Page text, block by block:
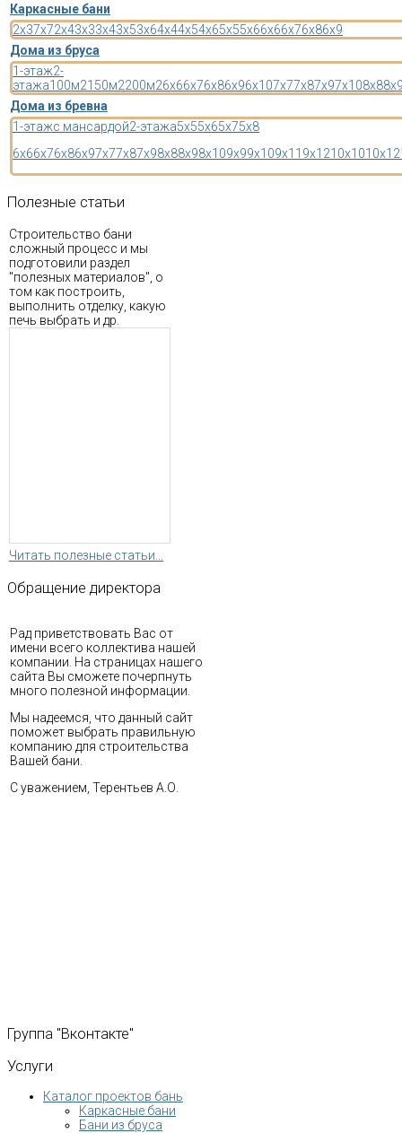
Каркасные бани
2x37x72x43x33x43x53x64x44x54x65x55x66x66x76x86x9
Дома из бруса
1-этаж2-
этажа100м2150м2200м26x66x76x86x96x107x77x87x97x108x8
Дома из бревна
1-этажс мансардой2-этажа5x55x65x75x8
6x66x76x86x97x77x87x98x88x98x109x99x109x11 9x1210x1010x12
Полезные статьи
Строительство бани
сложный процесс и мы
подготовили раздел
"полезных материалов", о
том как построить,
выполнить отделку, какую
печь выбрать и др.
Читать полезные статьи...
Обращение директора
Рад приветствовать Вас от
имени всего коллектива нашей
компании. На страницах нашего
сайта Вы сможете почерпнуть
много полезной информации.
Мы надеемся, что данный сайт
поможет выбрать правильную
компанию для строительства
Вашей бани.
С уважением, Терентьев А.О.
Группа "Вконтакте"
Услуги
Каталог проектов бань
Каркасные бани
Бани из бруса